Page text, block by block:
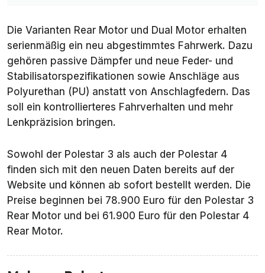
Die Varianten Rear Motor und Dual Motor erhalten
serienmäßig ein neu abgestimmtes Fahrwerk. Dazu
gehören passive Dämpfer und neue Feder- und
Stabilisatorspezifikationen sowie Anschläge aus
Polyurethan (PU) anstatt von Anschlagfedern. Das
soll ein kontrollierteres Fahrverhalten und mehr
Lenkpräzision bringen.
Sowohl der Polestar 3 als auch der Polestar 4
finden sich mit den neuen Daten bereits auf der
Website und können ab sofort bestellt werden. Die
Preise beginnen bei 78.900 Euro für den Polestar 3
Rear Motor und bei 61.900 Euro für den Polestar 4
Rear Motor.